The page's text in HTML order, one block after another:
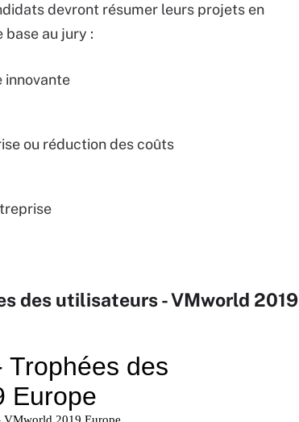
devront résumer leurs projets en
au jury :
innovante
ou réduction des coûts
des utilisateurs - VMworld 2019